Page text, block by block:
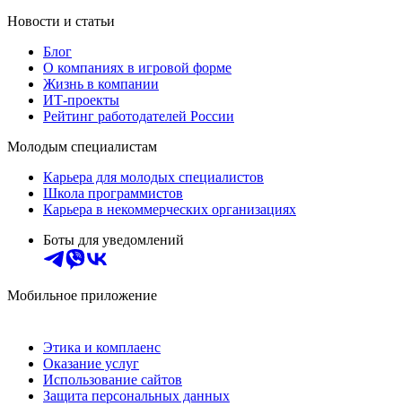
Новости и статьи
Блог
О компаниях в игровой форме
Жизнь в компании
ИТ-проекты
Рейтинг работодателей России
Молодым специалистам
Карьера для молодых специалистов
Школа программистов
Карьера в некоммерческих организациях
Боты для уведомлений
Мобильное приложение
Этика и комплаенс
Оказание услуг
Использование сайтов
Защита персональных данных